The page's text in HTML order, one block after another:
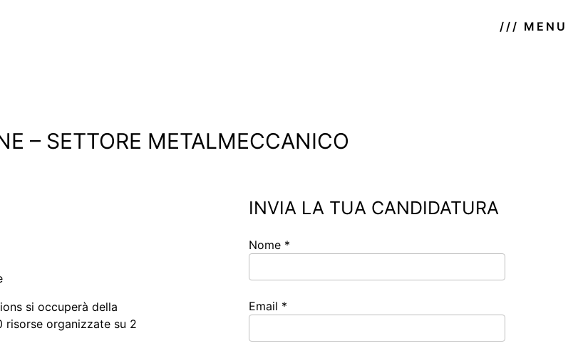
/// MENU
– SETTORE METALMECCANICO
si occuperà della
risorse organizzate su 2
INVIA LA TUA CANDIDATURA
Nome *
Email *